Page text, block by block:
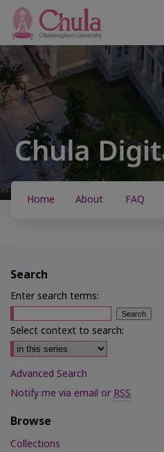
Home About FAQ
Search
Enter search terms:
Select context to search:
Advanced Search
Notify me via email orRSS
Browse
Collections